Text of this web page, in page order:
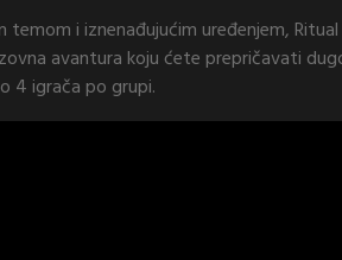
temom i iznenađujućim uređenjem,
avantura koju ćete prepričavati
4 igrača po grupi.